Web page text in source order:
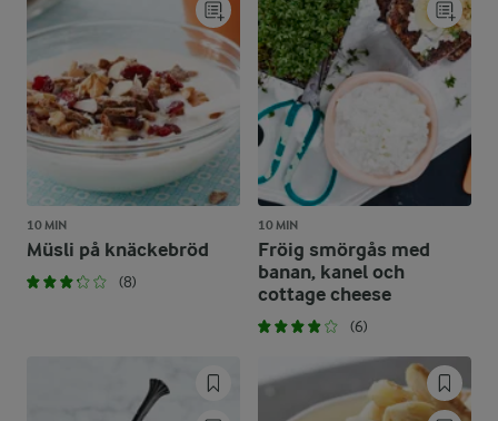
10 MIN
Müsli på knäckebröd
(8)
10 MIN
Fröig smörgås med
banan, kanel och
cottage cheese
(6)